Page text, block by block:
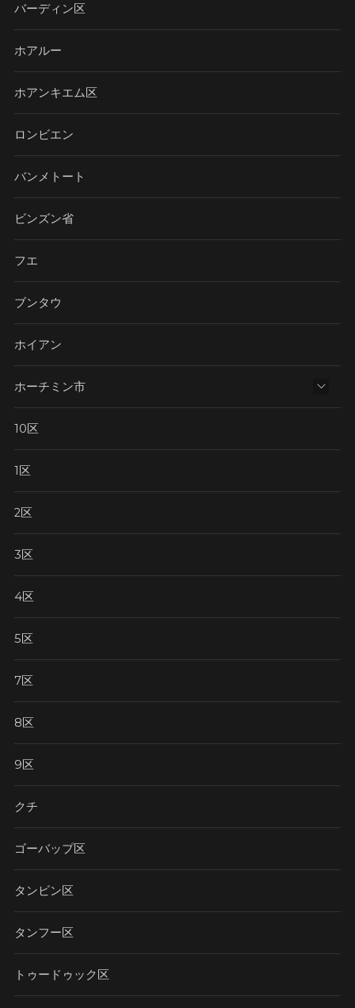
バーディン区
ホアルー
ホアンキエム区
ロンビエン
バンメトート
ビンズン省
フエ
ブンタウ
ホイアン
ホーチミン市
10区
1区
2区
3区
4区
5区
7区
8区
9区
クチ
ゴーバップ区
タンビン区
タンフー区
トゥードゥック区